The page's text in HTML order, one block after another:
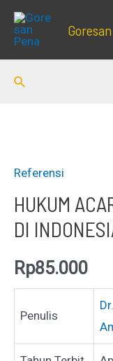
Lewati
Cari
Referensi
HUKUM
DI
Rp85.000
Penulis